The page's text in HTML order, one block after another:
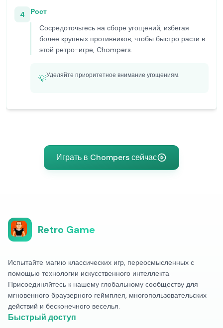
4
Рост
Сосредоточьтесь на сборе угощений, избегая
более крупных противников, чтобы быстро расти в
этой ретро-игре, Chompers.
💡Уделяйте приоритетное внимание угощениям.
Играть в Chompers сейчас
Retro Game
Испытайте магию классических игр, переосмысленных с
помощью технологии искусственного интеллекта.
Присоединяйтесь к нашему глобальному сообществу для
мгновенного браузерного геймплея, многопользовательских
действий и бесконечного веселья.
Быстрый доступ